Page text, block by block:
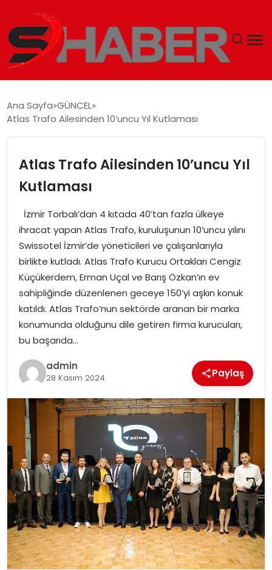
TEKNOLOJI
SPOR
EKONOMI
SIYASET
EĞITIM
YAŞAM
Ana Sayfa GÜNCEL
Atlas Trafo Ailesinden 10’uncu Yıl Kutlaması
Atlas Trafo Ailesinden 10’uncu Yıl
Kutlaması
İzmir Torbalı’dan 4 kıtada 40’tan fazla ülkeye
ihracat yapan Atlas Trafo, kuruluşunun 10’uncu yılını
Swissotel İzmir’de yöneticileri ve çalışanlarıyla
birlikte kutladı. Atlas Trafo Kurucu Ortakları Cengiz
Küçükerdem, Erman Uçal ve Barış Özkan’ın ev
sahipliğinde düzenlenen geceye 150’yi aşkın konuk
katıldı. Atlas Trafo’nun sektörde aranan bir marka
konumunda olduğunu dile getiren firma kurucuları,
bu başarıda…
admin
28 Kasım 2024 Paylaş